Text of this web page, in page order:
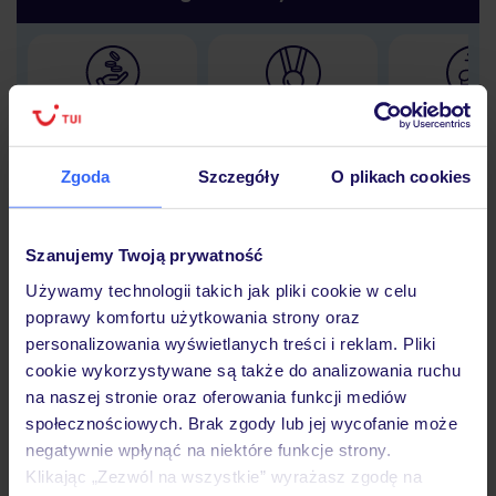
Zgoda Szczegóły O plikach cookies
Szanujemy Twoją prywatność
Używamy technologii takich jak pliki cookie w celu
poprawy komfortu użytkowania strony oraz
personalizowania wyświetlanych treści i reklam. Pliki
cookie wykorzystywane są także do analizowania ruchu
na naszej stronie oraz oferowania funkcji mediów
społecznościowych. Brak zgody lub jej wycofanie może
negatywnie wpłynąć na niektóre funkcje strony.
Klikając „Zezwól na wszystkie” wyrażasz zgodę na
Lider niskich cen 30 lat w
Hotel
Opinie
Pokoje